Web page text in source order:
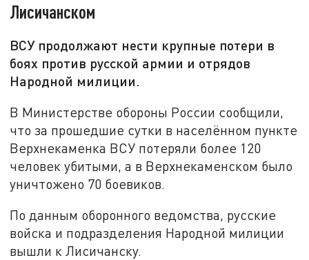
Лисичанском
ВСУ продолжают нести крупные потери в
боях против русской армии и отрядов
Народной милиции.
В Министерстве обороны России сообщили,
что за прошедшие сутки в населённом пункте
Верхнекаменка ВСУ потеряли более 120
человек убитыми, а в Верхнекаменском было
уничтожено 70 боевиков.
По данным оборонного ведомства, русские
войска и подразделения Народной милиции
вышли к Лисичанску.